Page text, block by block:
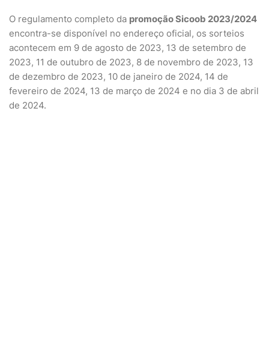
O regulamento completo da promoção Sicoob 2023/2024
encontra-se disponível no endereço oficial, os sorteios
acontecem em 9 de agosto de 2023, 13 de setembro de
2023, 11 de outubro de 2023, 8 de novembro de 2023, 13
de dezembro de 2023, 10 de janeiro de 2024, 14 de
fevereiro de 2024, 13 de março de 2024 e no dia 3 de abril
de 2024.